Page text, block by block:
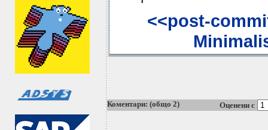
<<post-
Коментари: (общо 2) Оценени с